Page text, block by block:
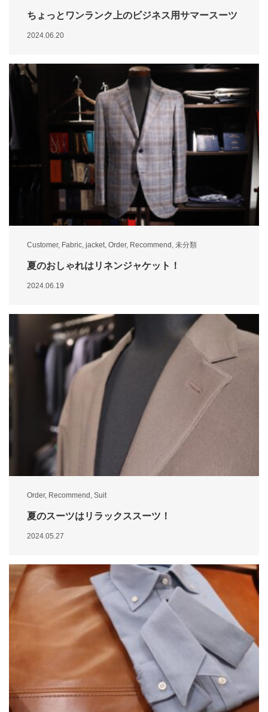
ちょっとワンランク上のビジネス用サマースーツ
2024.06.20
Customer, Fabric, jacket, Order, Recommend , 未分類
夏のおしゃれはリネンジャケット！
2024.06.19
Order, Recommend Suit
夏のスーツはリラックススーツ！
2024.05.27